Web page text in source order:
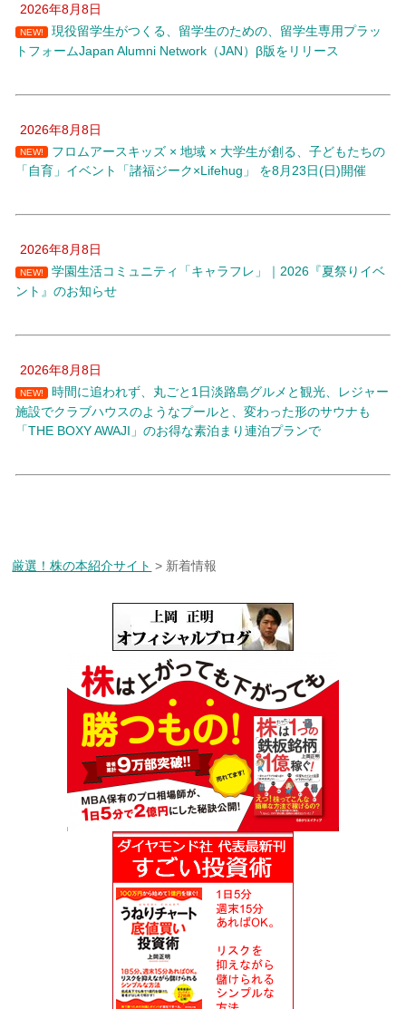
2026年8月8日
NEW!
現役留学生がつくる、留学生のための、留学生専用プラッ
トフォームJapan Alumni Network（JAN）β版をリリース
2026年8月8日
NEW!
フロムアースキッズ × 地域 × 大学生が創る、子どもたちの
「自育」イベント「諸福ジーク×Lifehug」 を8月23日(日)開催
2026年8月8日
NEW!
学園生活コミュニティ「キャラフレ」｜2026『夏祭りイベ
ント』のお知らせ
2026年8月8日
NEW!
時間に追われず、丸ごと1日淡路島グルメと観光、レジャー
施設でクラブハウスのようなプールと、変わった形のサウナも
「THE BOXY AWAJI」のお得な素泊まり連泊プランで
厳選！株の本紹介サイト > 新着情報